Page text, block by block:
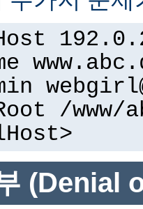
/www/
(Denial